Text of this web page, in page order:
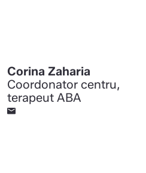
Corina Zaharia
Coordonator centru,
terapeut ABA